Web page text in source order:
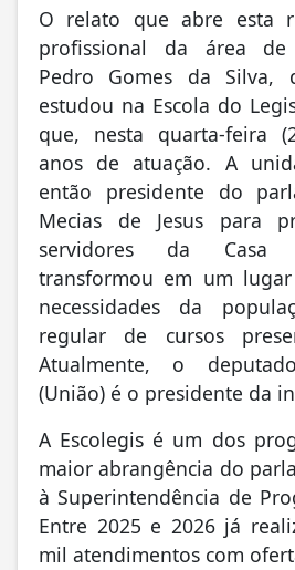
O relato que abre esta
profissional da área de
Pedro Gomes da Silva,
estudou na Escola do
que, nesta quarta-feira
anos de atuação. A
então presidente do
Mecias de Jesus para
servidores da Casa
transformou em um
necessidades da
regular de cursos
Atualmente, o
(União) é o presidente da
A Escolegis é um dos
maior abrangência do
à Superintendência de
Entre 2025 e 2026 já
mil atendimentos com